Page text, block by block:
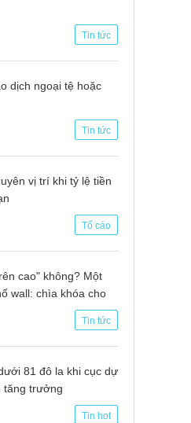
Tin tức
dịch ngoại tệ hoặc
Tin tức
vị trí khi tỷ lệ tiền
Tố cáo
cao" không? Một
wall: chìa khóa cho
Tin tức
81 đô la khi cục dự
tăng trưởng
Tin hot